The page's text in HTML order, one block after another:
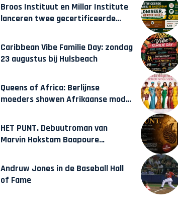
Broos Instituut en Millar Institute
lanceren twee gecertificeerde
Amsterdam
Caribbean Vibe Familie Day: zondag
23 augustus bij Hulsbeach
Queens of Africa: Berlijnse
moeders showen Afrikaanse mode
HET PUNT. Debuutroman van
Marvin Hokstam Baapoure
Andruw Jones in de Baseball Hall
of Fame